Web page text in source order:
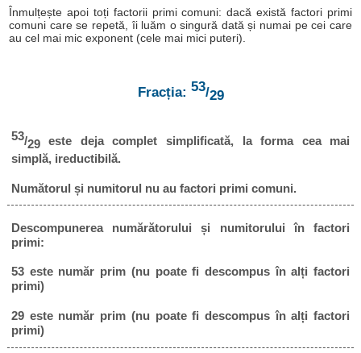
Înmulțește apoi toți factorii primi comuni: dacă există factori primi
comuni care se repetă, îi luăm o singură dată și numai pe cei care
au cel mai mic exponent (cele mai mici puteri).
Fracția: 53/29
53/29este deja complet simplificată, la forma cea mai
simplă, ireductibilă.
Numătorul și numitorul nu au factori primi comuni.
Descompunerea numărătorului și numitorului în factori
primi:
53 este număr prim (nu poate fi descompus în alți factori
primi)
29 este număr prim (nu poate fi descompus în alți factori
primi)